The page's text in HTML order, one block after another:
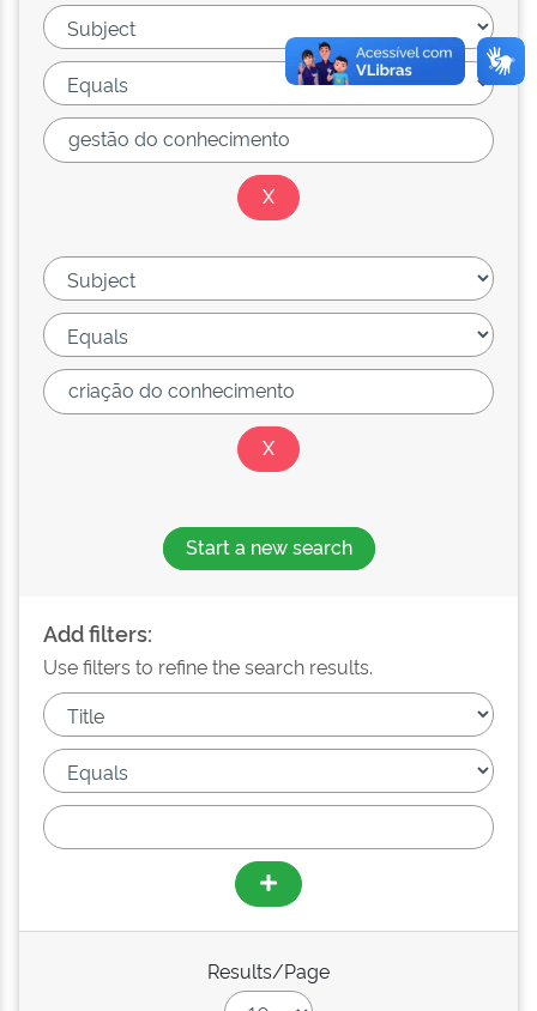
Start a new search
Add filters:
Use filters to refine the search results.
Results/Page